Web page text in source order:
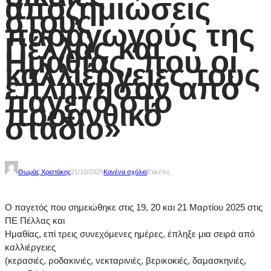
αποζημιώσεις
στους
παραγωγούς της
Πέλλας και
Ημαθίας, που οι
καλλιέργειες τους
επλήγησαν από
παγετό στο
προανθικό
στάδιο»
Θωμάς Χριστάκης21/10/2025Κανένα σχόλιοΕτικέτες
Ο παγετός που σημειώθηκε στις 19, 20 και 21 Μαρτίου 2025 στις
ΠΕ Πέλλας και
Ημαθίας, επί τρεις συνεχόμενες ημέρες, έπληξε μια σειρά από
καλλιέργειες
(κερασιές, ροδακινιές, νεκταρινιές, βερικοκιές, δαμασκηνιές,